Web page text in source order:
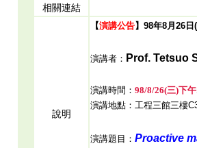
相關連結
說明
【演講公告】98年8月26日
演講者： Prof. Tetsuo
演講時間： 98/8/26(三)下
演講地點：工程三館三樓
演講題目： Proactive